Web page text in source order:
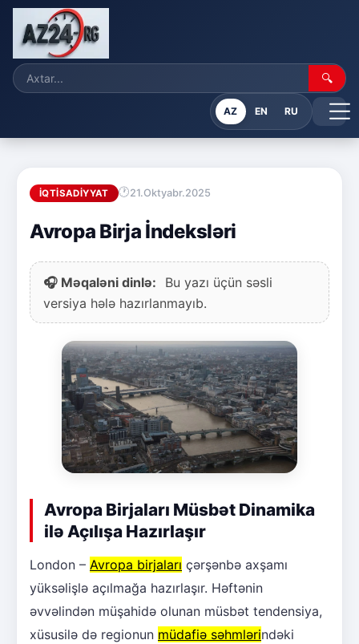
🔍
AZ EN RU
İQTISADIYYAT 21.Oktyabr.2025
Avropa Birja İndeksləri
🎧 Məqaləni dinlə:
Bu yazı üçün səsli
versiya hələ hazırlanmayıb.
Avropa Birjaları Müsbət Dinamika
ilə Açılışa Hazırlaşır
London – Avropa birjaları çərşənbə axşamı
yüksəlişlə açılmağa hazırlaşır. Həftənin
əvvəlindən müşahidə olunan müsbət tendensiya,
xüsusilə də regionun müdafiə səhmlərindəki